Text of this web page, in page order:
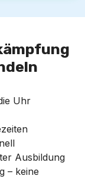
Uhr
Ausbildung
– keine